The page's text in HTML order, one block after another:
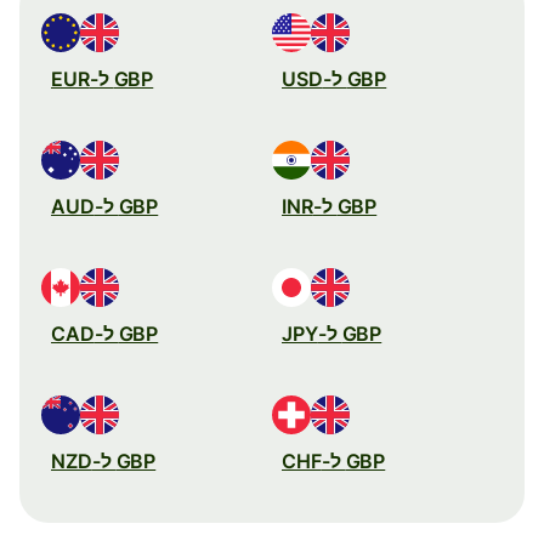
GBP ל-USD GBP ל-EUR
GBP ל-INR GBP ל-AUD
GBP ל-JPY GBP ל-CAD
GBP ל-CHF GBP ל-NZD